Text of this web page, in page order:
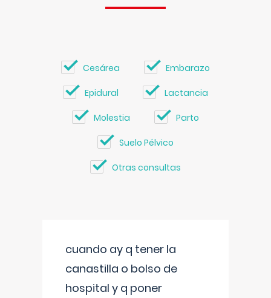
Cesárea Embarazo
Epidural Lactancia
Molestia Parto
Suelo Pélvico
Otras consultas
cuando ay q tener la
canastilla o bolso de
hospital y q poner